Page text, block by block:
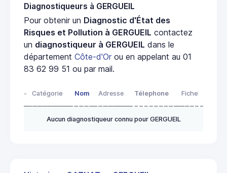
Diagnostiqueurs à GERGUEIL
Pour obtenir un Diagnostic d'État des
Risques et Pollution à GERGUEIL contactez
un diagnostiqueur à GERGUEIL dans le
département Côte-d'Or ou en appelant au 01
83 62 99 51 ou par mail.
- Catégorie Nom Adresse Télephone Fiche
Aucun diagnostiqueur connu pour GERGUEIL